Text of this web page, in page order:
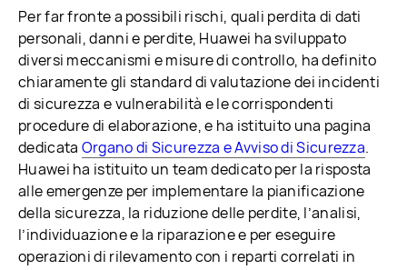
Per far fronte a possibili rischi, quali perdita di dati
personali, danni e perdite, Huawei ha sviluppato
diversi meccanismi e misure di controllo, ha definito
chiaramente gli standard di valutazione dei incidenti
di sicurezza e vulnerabilità e le corrispondenti
procedure di elaborazione, e ha istituito una pagina
dedicata Organo di Sicurezza e Avviso di Sicurezza.
Huawei ha istituito un team dedicato per la risposta
alle emergenze per implementare la pianificazione
della sicurezza, la riduzione delle perdite, l’analisi,
l’individuazione e la riparazione e per eseguire
operazioni di rilevamento con i reparti correlati in